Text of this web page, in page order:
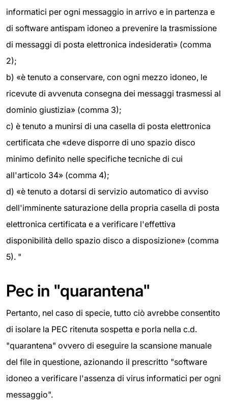
informatici per ogni messaggio in arrivo e in partenza e
di software antispam idoneo a prevenire la trasmissione
di messaggi di posta elettronica indesiderati» (comma
2);
b) «è tenuto a conservare, con ogni mezzo idoneo, le
ricevute di avvenuta consegna dei messaggi trasmessi al
dominio giustizia» (comma 3);
c) è tenuto a munirsi di una casella di posta elettronica
certificata che «deve disporre di uno spazio disco
minimo definito nelle specifiche tecniche di cui
all'articolo 34» (comma 4);
d) «è tenuto a dotarsi di servizio automatico di avviso
dell'imminente saturazione della propria casella di posta
elettronica certificata e a verificare l'effettiva
disponibilità dello spazio disco a disposizione» (comma
5). "
Pec in "quarantena"
Pertanto, nel caso di specie, tutto ciò avrebbe consentito
di isolare la PEC ritenuta sospetta e porla nella c.d.
"quarantena" ovvero di eseguire la scansione manuale
del file in questione, azionando il prescritto "software
idoneo a verificare l'assenza di virus informatici per ogni
messaggio".